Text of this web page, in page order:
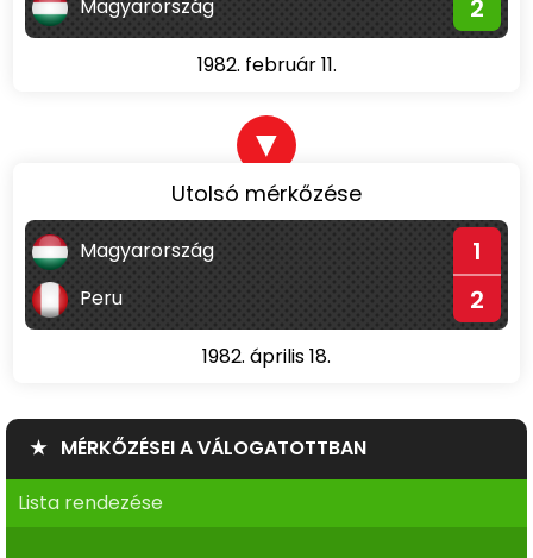
Magyarország 2
1982. február 11.
▼
Utolsó mérkőzése
Magyarország 1
Peru 2
1982. április 18.
★ MÉRKŐZÉSEI A VÁLOGATOTTBAN
Lista rendezése